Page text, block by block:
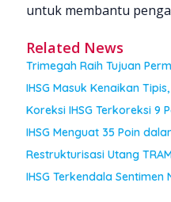
untuk membantu
Related News
Trimegah Raih Tujuan
IHSG Masuk Kenaikan
Koreksi IHSG Terkoreksi 9
IHSG Menguat 35 Poin
Restrukturisasi Utang
IHSG Terkendala